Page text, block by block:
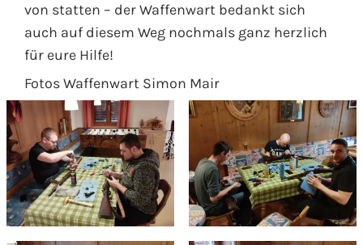
von statten – der Waffenwart bedankt sich
auch auf diesem Weg nochmals ganz herzlich
für eure Hilfe!
Fotos Waffenwart Simon Mair